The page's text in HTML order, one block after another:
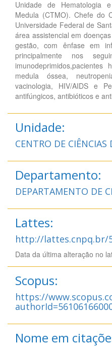
Unidade de Hematologia
Medula (CTMO). Chefe do
Universidade Federal de
área assistencial em
gestão, com ênfase em
principalmente nos
imunodeprimidos,pacientes
medula óssea,
vacinologia, HIV/AIDS e
antifúngicos, antibióticos e
Unidade:
CENTRO DE CIÊNCIAS
Departamento:
DEPARTAMENTO DE
Lattes:
http://lattes.cnpq.br/
Data da última alteração no
Scopus:
https://
Nome em